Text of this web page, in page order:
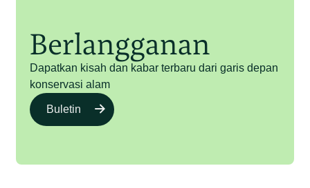
Berlangganan
Dapatkan kisah dan kabar terbaru dari garis depan
konservasi alam
Buletin